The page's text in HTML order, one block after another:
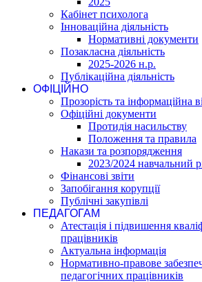
Кабінет психолога
Інноваційна діяльність
Нормативні документи
Позакласна діяльність
2025-2026 н.р.
Публікаційна діяльність
ОФІЦІЙНО
Прозорість та інформаційна
Офіційні документи
Протидія насильству
Положення та правила
Накази та розпорядження
2023/2024 навчальний
Фінансові звіти
Запобігання корупції
Публічні закупівлі
ПЕДАГОГАМ
Атестація і підвишення
працівників
Актуальна інформація
Нормативно-правове
педагогічних працівників